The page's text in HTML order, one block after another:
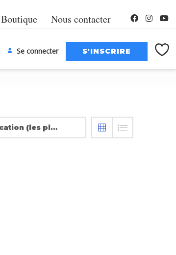
Boutique Nous contacter
Se connecter
Date de publication (les plus récentes en premier)